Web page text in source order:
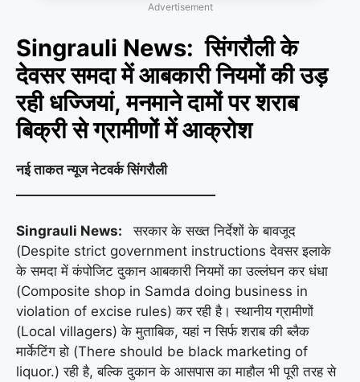
Advertisement
Singrauli News: सिंगरौली के
देवसर समदा में आबकारी नियमों की उड़
रही धज्जियां, मनमाने दामों पर शराब
बिक्री से ग्रामीणों में आक्रोश
नई ताकत न्यूज नेटवर्क सिंगरौली
Singrauli News:
सरकार के सख्त निर्देशों के बावजूद
(Despite strict government instructions देवसर इलाके
के समदा में कंपोजिट दुकान आबकारी नियमों का उल्लंघन कर धंधा
(Composite shop in Samda doing business in
violation of excise rules) कर रही है। स्थानीय ग्रामीणों
(Local villagers) के मुताबिक, यहां न सिर्फ शराब की ब्लैक
मार्केटिंग हो (There should be black marketing of
liquor.) रही है, बल्कि दुकान के आसपास का माहौल भी पूरी तरह से